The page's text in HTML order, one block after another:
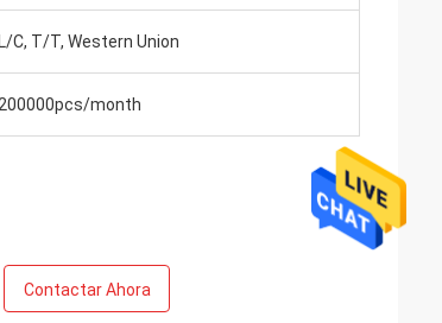
L/C, T/T, Western Union
200000pcs/month
Contactar Ahora